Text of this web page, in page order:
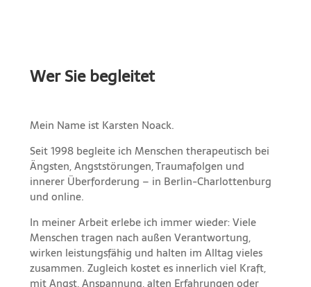
Wer Sie begleitet
Mein Name ist Karsten Noack.
Seit 1998 begleite ich Menschen therapeutisch bei
Ängsten, Angststörungen, Traumafolgen und
innerer Überforderung – in Berlin-Charlottenburg
und online.
In meiner Arbeit erlebe ich immer wieder: Viele
Menschen tragen nach außen Verantwortung,
wirken leistungsfähig und halten im Alltag vieles
zusammen. Zugleich kostet es innerlich viel Kraft,
mit Angst, Anspannung, alten Erfahrungen oder